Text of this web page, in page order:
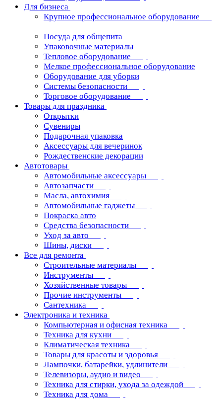
Для бизнеса
Крупное профессиональное оборудование
Посуда для общепита
Упаковочные материалы
Тепловое оборудование
Мелкое профессиональное оборудование
Оборудование для уборки
Системы безопасности
Торговое оборудование
Товары для праздника
Открытки
Сувениры
Подарочная упаковка
Аксессуары для вечеринок
Рождественские декорации
Автотовары
Автомобильные аксессуары
Автозапчасти
Масла, автохимия
Автомобильные гаджеты
Покраска авто
Средства безопасности
Уход за авто
Шины, диски
Все для ремонта
Строительные материалы
Инструменты
Хозяйственные товары
Прочие инструменты
Сантехника
Электроника и техника
Компьютерная и офисная техника
Техника для кухни
Климатическая техника
Товары для красоты и здоровья
Лампочки, батарейки, удлинители
Телевизоры, аудио и видео
Техника для стирки, ухода за одеждой
Техника для дома